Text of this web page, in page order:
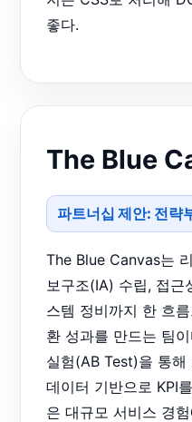
좋다.
The Blue
파트너십 제안: 전략
The Blue Canvas는
보구조(IA) 수립, 접근
스템 정비까지 한 흐
환 성과를 만드는 팀
실험(AB Test)을 통
데이터 기반으로 KPI
은 대규모 서비스 경